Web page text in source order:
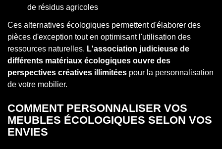
de résidus agricoles
Ces alternatives écologiques permettent d'élaborer des
pièces d'exception tout en optimisant l'utilisation des
ressources naturelles. L'association judicieuse de
différents matériaux écologiques ouvre des
perspectives créatives illimitées pour la personnalisation
de votre mobilier.
COMMENT PERSONNALISER VOS
MEUBLES ÉCOLOGIQUES SELON VOS
ENVIES